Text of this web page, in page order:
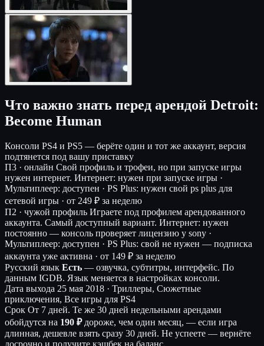
Что важно знать перед арендой Detroit:
Become Human
Консоли PS4 и PS5 — берёте один и тот же аккаунт, версия
подтянется под вашу приставку
П3 · онлайн Свой профиль и трофеи, но при запуске игры
нужен интернет. Интернет: нужен при запуске игры ·
Мультиплеер: доступен · PS Plus: нужен свой ps plus для
сетевой игры · от 249 ₽ за неделю
П2 · чужой профиль Играете под профилем арендованного
аккаунта. Самый доступный вариант. Интернет: нужен
постоянно — консоль проверяет лицензию у sony ·
Мультиплеер: доступен · PS Plus: свой не нужен — подписка
аккаунта уже активна · от 149 ₽ за неделю
Русский язык Есть — озвучка, субтитры, интерфейс. По
данным IGDB. Язык меняется в настройках консоли.
Дата выхода 25 мая 2018 · Триллеры, Сюжетные
приключения, Все игры для PS4
Срок От 7 дней. Те же 30 дней недельными арендами
обойдутся на 190 ₽дороже, чем один месяц, — если игра
длинная, дешевле взять сразу 30 дней. Не успеете — вернёте
досрочно и получите кэшбек на баланс.